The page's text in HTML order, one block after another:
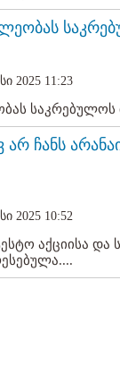
2025 11:23
საკრებულოს
არ ჩანს
2025 10:52
აქციისა